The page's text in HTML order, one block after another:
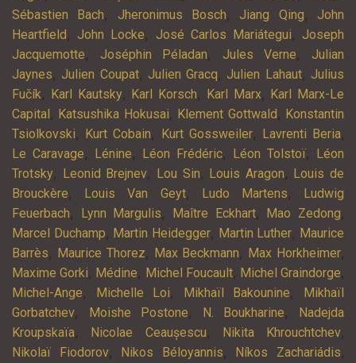
Sébastien Bach, Jheronimus Bosch, Jiang Qing, John
Heartfield , John Locke, José Carlos Mariátegui, Joseph
Jacquemotte, Joséphin Péladan, Jules Verne, Julian
Jaynes, Julien Coupat, Julien Gracq, Julien Lahaut, Julius
Fučík, Karl Kautsky, Karl Korsch, Karl Marx, Karl Marx-Le
Capital , Katsushika Hokusai, Klement Gottwald , Konstantin
Tsiolkovski, Kurt Cobain, Kurt Gossweiler, Lavrenti Beria,
Le Caravage, Lénine, Léon Frédéric, Léon Tolstoï,
Léon
Trotsky, Leonid Brejnev, Lou Sin, Louis Aragon, Louis de
Brouckère, Louis Van Geyt, Ludo Martens,
Ludwig
Feuerbach, Lynn Margulis, Maître Eckhart, Mao Zedong,
Marcel Duchamp, Martin Heidegger, Martin Luther, Maurice
Barrès, Maurice Thorez, Max Beckmann, Max Horkheimer,
Maxime Gorki, Médine, Michel Foucault, Michel Graindorge,
Michel-Ange, Michelle Loi, Mikhaïl Bakounine,
Mikhaïl
Gorbatchev, Moishe Postone, N. Boukharine,
Nadejda
Kroupskaïa, Nicolae Ceaușescu, Nikita Khrouchtchev,
Nikolaï Fiodorov, Nikos Béloyannis, Níkos Zachariádis,